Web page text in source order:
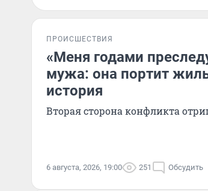
ПРОИСШЕСТВИЯ
«Меня годами
мужа: она портит
история
Вторая сторона конфликта
6 августа, 2026, 19:00 251 Обсудить